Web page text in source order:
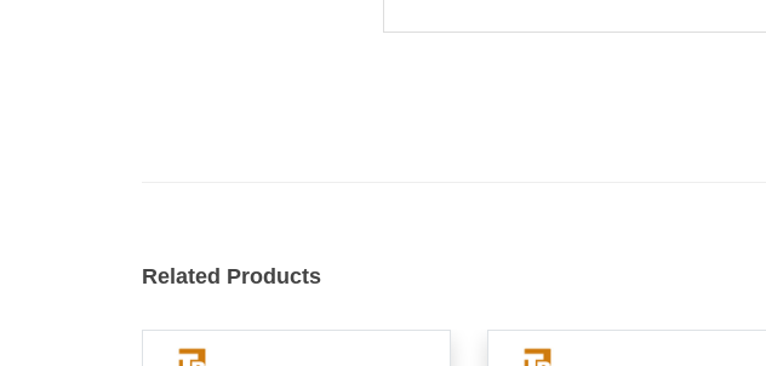
Related Products